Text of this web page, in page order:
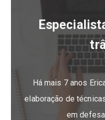
Há mais 7 anos
elaboração de
em